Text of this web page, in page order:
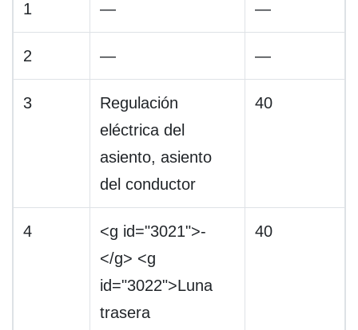
1 — —
2 — —
3
Regulación
eléctrica del
asiento, asiento
del conductor
40
4
<g id="3021">-
</g> <g
id="3022">Luna
trasera
40